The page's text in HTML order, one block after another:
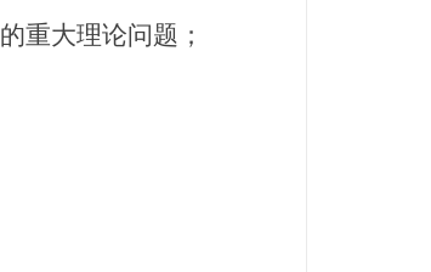
重大理论问题；